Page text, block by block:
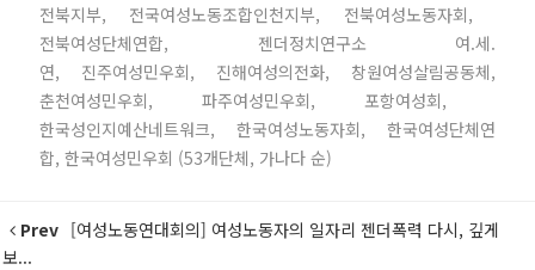
전북지부, 전국여성노동조합인천지부, 전북여성노동자회,
전북여성단체연합, 젠더정치연구소 여.세.
연, 진주여성민우회, 진해여성의전화, 창원여성살림공동체,
춘천여성민우회, 파주여성민우회, 포항여성회,
한국성인지예산네트워크, 한국여성노동자회, 한국여성단체연
합, 한국여성민우회 (53개단체, 가나다 순)
Prev [여성노동연대회의] 여성노동자의 일자리 젠더폭력 다시, 깊게
보...